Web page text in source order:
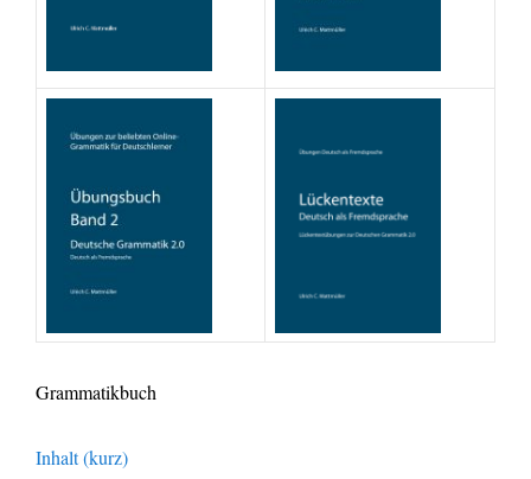
Grammatikbuch
Inhalt (kurz)